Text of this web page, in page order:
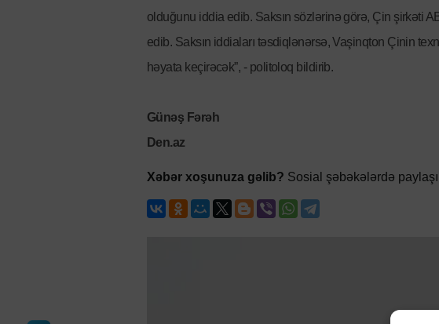
olduğunu iddia edib. Saksın sözlərinə görə, Çin şirkəti
edib. Saksın iddiaları təsdiqlənərsə, Vaşinqton Çinin
həyata keçirəcək”, - politoloq bildirib.
Günəş Fərəh
Den.az
Xəbər xoşunuza gəlib? Sosial şəbəkələrdə